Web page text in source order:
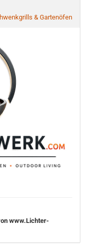
& Gartenöfen
www.Lichter-